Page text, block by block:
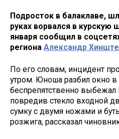
Подросток в балаклаве,
руках ворвался в
января сообщил в
региона Александр
По его словам, инцидент
утром. Юноша разбил окно
беспрепятственно выбежал
повредив стекло входной
сумку с двумя ножами и
розжига, рассказал